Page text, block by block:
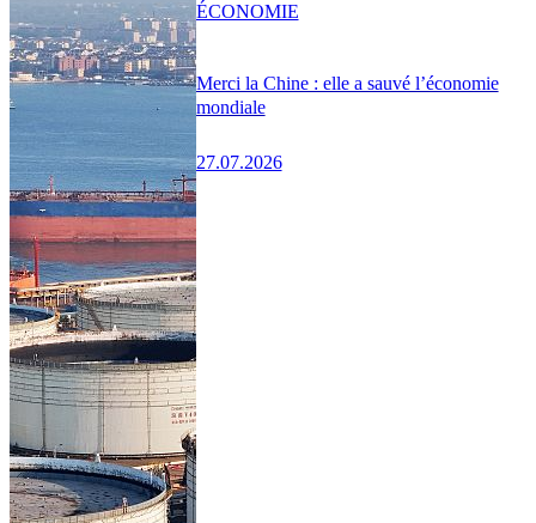
Merci la Chine : elle a sauvé l’économie
mondiale
27.07.2026
ÉCONOMIE